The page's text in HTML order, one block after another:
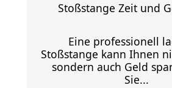
Stoßstange Zeit und
Eine professionell
Stoßstange kann Ihnen
sondern auch Geld
Sie...